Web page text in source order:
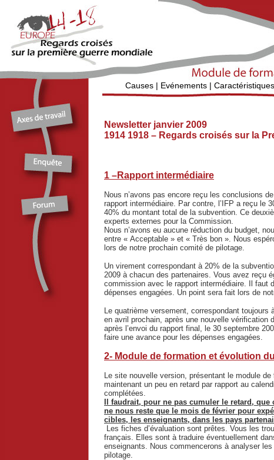
Causes | Evénements | Caractéristiques
Newsletter janvier 2009
1914 1918 – Regards croisés sur la
1 –Rapport intermédiaire
Nous n’avons pas encore reçu les conclusions
rapport intermédiaire. Par contre, l’IFP a reçu le
40% du montant total de la subvention. Ce
experts externes pour la Commission.
Nous n’avons eu aucune réduction du budget,
entre « Acceptable » et « Très bon ». Nous
lors de notre prochain comité de pilotage.
Un virement correspondant à 20% de la
2009 à chacun des partenaires. Vous avez reçu
commission avec le rapport intermédiaire. Il faut
dépenses engagées. Un point sera fait lors de
Le quatrième versement, correspondant
en avril prochain, après une nouvelle vérification
après l’envoi du rapport final, le 30 septembre
faire une avance pour les dépenses engagées.
2- Module de formation et évolution
Le site nouvelle version, présentant le module
maintenant un peu en retard par rapport au
complétées.
Il faudrait, pour ne pas cumuler le retard,
ne nous reste que le mois de février pour
cibles, les enseignants, dans les pays
Les fiches d’évaluation sont prêtes. Vous les
français. Elles sont à traduire éventuellement
enseignants. Nous commencerons à analyser
pilotage.